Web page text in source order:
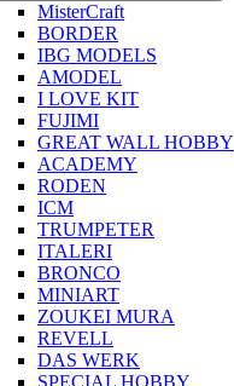
MisterCraft
BORDER
IBG MODELS
AMODEL
I LOVE KIT
FUJIMI
GREAT WALL HOBBY
ACADEMY
RODEN
ICM
TRUMPETER
ITALERI
BRONCO
MINIART
ZOUKEI MURA
REVELL
DAS WERK